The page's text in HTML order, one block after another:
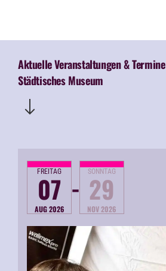
Aktuelle Veranstaltungen & Termine
Städtisches Museum
FREITAG
07
AUG 2026
- SONNTAG
29
NOV 2026